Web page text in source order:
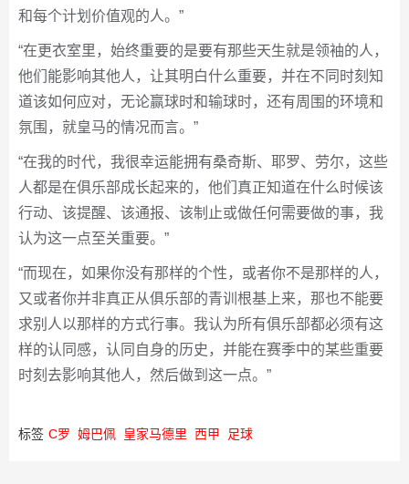
和每个计划价值观的人。”
“在更衣室里，始终重要的是要有那些天生就是领袖的人，
他们能影响其他人，让其明白什么重要，并在不同时刻知
道该如何应对，无论赢球时和输球时，还有周围的环境和
氛围，就皇马的情况而言。”
“在我的时代，我很幸运能拥有桑奇斯、耶罗、劳尔，这些
人都是在俱乐部成长起来的，他们真正知道在什么时候该
行动、该提醒、该通报、该制止或做任何需要做的事，我
认为这一点至关重要。”
“而现在，如果你没有那样的个性，或者你不是那样的人，
又或者你并非真正从俱乐部的青训根基上来，那也不能要
求别人以那样的方式行事。我认为所有俱乐部都必须有这
样的认同感，认同自身的历史，并能在赛季中的某些重要
时刻去影响其他人，然后做到这一点。”
标签 C罗 姆巴佩 皇家马德里 西甲 足球